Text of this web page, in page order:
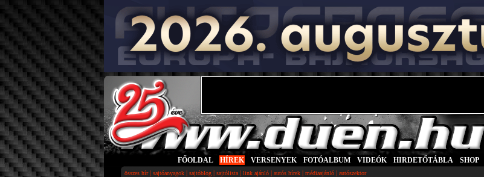
FŐOLDAL HÍREK VERSENYEK FOTÓALBUM VIDEÓK HIRDETŐTÁBLA SHOP
összes hír| sajtóanyagok | sajtóblog | sajtólista | link ajánló | autós hírek | médiaajánló | autószektor